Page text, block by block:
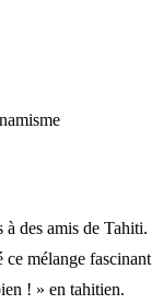
des amis de Tahiti.
ce mélange fascinant
! » en tahitien.